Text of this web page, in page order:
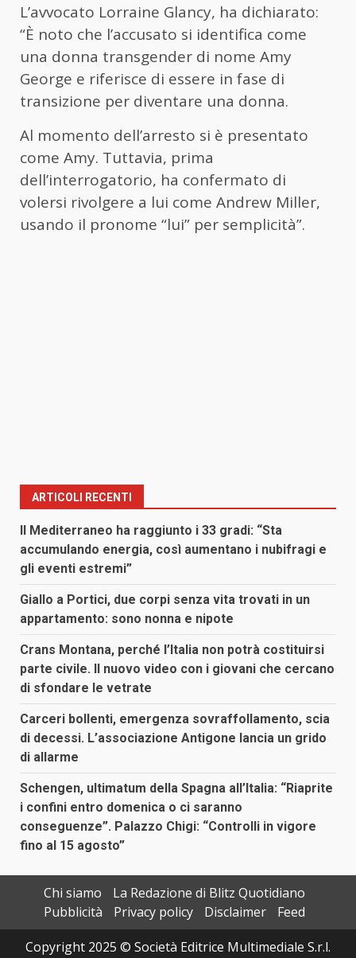
L’avvocato Lorraine Glancy, ha dichiarato:
“È noto che l’accusato si identifica come
una donna transgender di nome Amy
George e riferisce di essere in fase di
transizione per diventare una donna.
Al momento dell’arresto si è presentato
come Amy. Tuttavia, prima
dell’interrogatorio, ha confermato di
volersi rivolgere a lui come Andrew Miller,
usando il pronome “lui” per semplicità”.
ARTICOLI RECENTI
Il Mediterraneo ha raggiunto i 33 gradi: “Sta
accumulando energia, così aumentano i nubifragi e
gli eventi estremi”
Giallo a Portici, due corpi senza vita trovati in un
appartamento: sono nonna e nipote
Crans Montana, perché l’Italia non potrà costituirsi
parte civile. Il nuovo video con i giovani che cercano
di sfondare le vetrate
Carceri bollenti, emergenza sovraffollamento, scia
di decessi. L’associazione Antigone lancia un grido
di allarme
Schengen, ultimatum della Spagna all’Italia: “Riaprite
i confini entro domenica o ci saranno
conseguenze”. Palazzo Chigi: “Controlli in vigore
fino al 15 agosto”
Chi siamo
La Redazione di Blitz Quotidiano
Pubblicità
Privacy policy Disclaimer
Feed
Copyright 2025 © Società Editrice Multimediale S.r.l.